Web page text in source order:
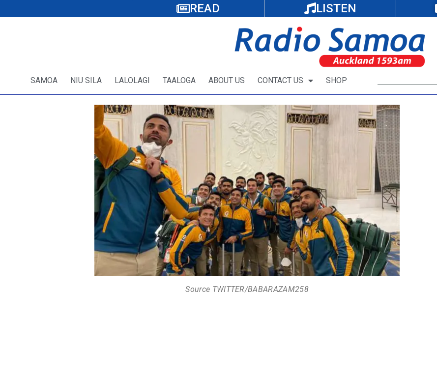
READ LISTEN
SAMOA NIU SILA LALOLAGI TAALOGA ABOUT US CONTACT US SHOP
Source TWITTER/BABARAZAM258